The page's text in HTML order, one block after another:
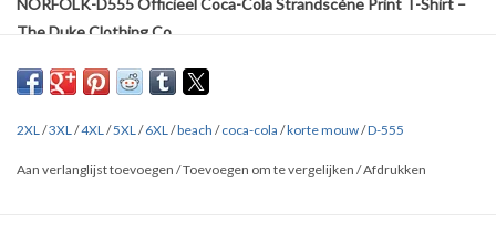
NORFOLK-D555 Officieel Coca-Cola Strandscène Print T-Shirt –
The Duke Clothing Co.
Breng een vleugje nostalgie en zomers plezier in je kledingkast met
het NORFOLK-D555 T-shirt.
Dit shirt is voorzien van een levendig en kleurrijk Coca-Cola strand
vrolijke noot aan je outfit toevoegt.
2XL/3XL/4XL/5XL/6XL/beach /coca-cola /korte mouw/D-555
Aan verlanglijst toevoegen /Toevoegen om te vergelijken /Afdrukken